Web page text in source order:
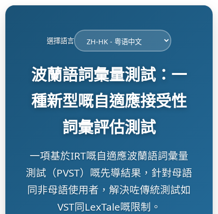
選擇語言
波蘭語詞彙量測試：一
種新型嘅自適應接受性
詞彙評估測試
一項基於IRT嘅自適應波蘭語詞彙量
測試（PVST）嘅先導結果，針對母語
同非母語使用者，解決咗傳統測試如
VST同LexTale嘅限制。